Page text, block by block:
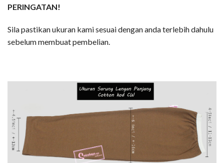
PERINGATAN!
Sila pastikan ukuran kami sesuai dengan anda terlebih dahulu
sebelum membuat pembelian.